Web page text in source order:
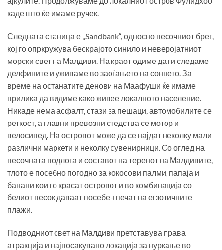
каде што ќе имаме ручек.
Следната станица е „Sandbank“, односно песочниот брег,
кој го опркружува бескрајото синило и неверојатниот
морски свет на Малдиви. На краот одиме да ги следаме
делфините и уживаме во заоѓањето на сонцето. За
време на останатите денови на Маафуши ќе имаме
прилика да видиме како живее локалното население.
Никаде нема асфалт, стази за пешаци, автомобилите се
реткост, а главни превозни стедства се мотор и
велосипед. На островот може да се најдат неколку мали
различни маркети и неколку сувенирници. Со оглед на
песочната подлога и составот на теренот на Малдивите,
тлото е посебно погодно за кокосови палми, папаја и
банани кои го красат островот и во комбинација со
белиот песок даваат посебен печат на егзотичните
плажи.
Подводниот свет на Малдиви претставува права
атракција и најпосакувано локација за нуркање во